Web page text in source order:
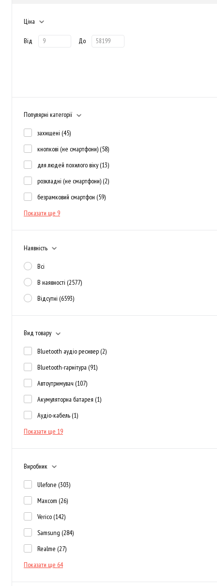
Ціна
Від До
Популярні категорії
захищені (45)
кнопкові (не смартфони) (58)
для людей похилого віку (13)
розкладні (не смартфони) (2)
безрамковий смартфон (59)
Показати ще 9
Наявність
Всі
В наявності (2577)
Відсутні (6593)
Вид товару
Bluetooth аудіо ресивер (2)
Bluetooth-гарнітура (91)
Автоутримувач (107)
Акумуляторна батарея (1)
Аудіо-кабель (1)
Показати ще 19
Виробник
Ulefone (303)
Maxcom (26)
Verico (142)
Samsung (284)
Realme (27)
Показати ще 64